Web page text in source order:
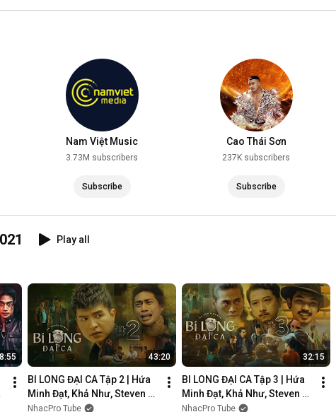
Nam Việt Music
3.73M subscribers
Subscribe
Cao Thái Sơn
237K subscribers
Subscribe
Play all
43:20
BI LONG ĐẠI CA Tập 2 | Hứa
Minh Đạt, Khả Như, Steven
Nguyễn, Lợi Trần |
NhacPro Tube
32:15
BI LONG ĐẠI CA Tập 3 | Hứa
Minh Đạt, Khả Như, Steven
Nguyễn, Lợi Trần |
NhacPro Tube